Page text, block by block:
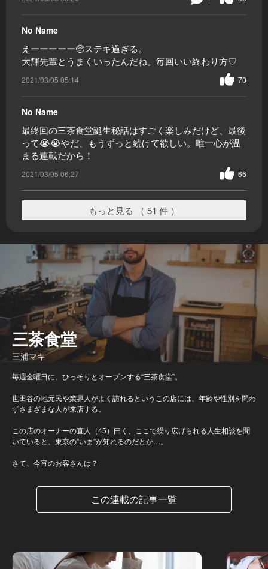
No Name
えーーーーー🥺ステキ過ぎる。
大輝先輩とうまくいったんだね。毎回いい終わり方♡
2021/03/05 05:14 70
No Name
最終回の三茶食堂誕生秘話はすごく楽しみだけど、最後
って😭😭やだ、もうずっと続けて欲しい。唯一心が温
まる連載だから！
2021/03/05 06:27 66
もっと見る （ 51 件 ）
三茶食堂
三浦マキ
毎週金曜日に、ひっそりとオープンする“三茶食堂”。
世田谷の地元民や業界人がよく訪れるというこの店には、年齢や性別を問わ
ずさまざまな人が来店する。
この店のオーナーの直人（45）曰く、ここで繰り広げられる人生相談を聞
いていると、東京の”いま”が知れるのだとか…。
さて、今宵のお客さんは？
この連載の記事一覧